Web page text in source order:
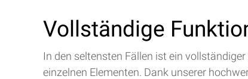
Vollständige
In den seltensten Fällen ist ein
einzelnen Elementen. Dank unserer